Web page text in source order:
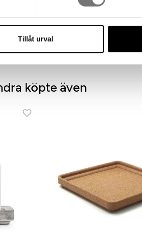
Tillåt urval
köpte även